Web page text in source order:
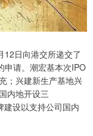
12日向港交所递交了
申请。潮宏基本次IPO
；兴建新生产基地兴
内地开设三
建设以支持公司国内